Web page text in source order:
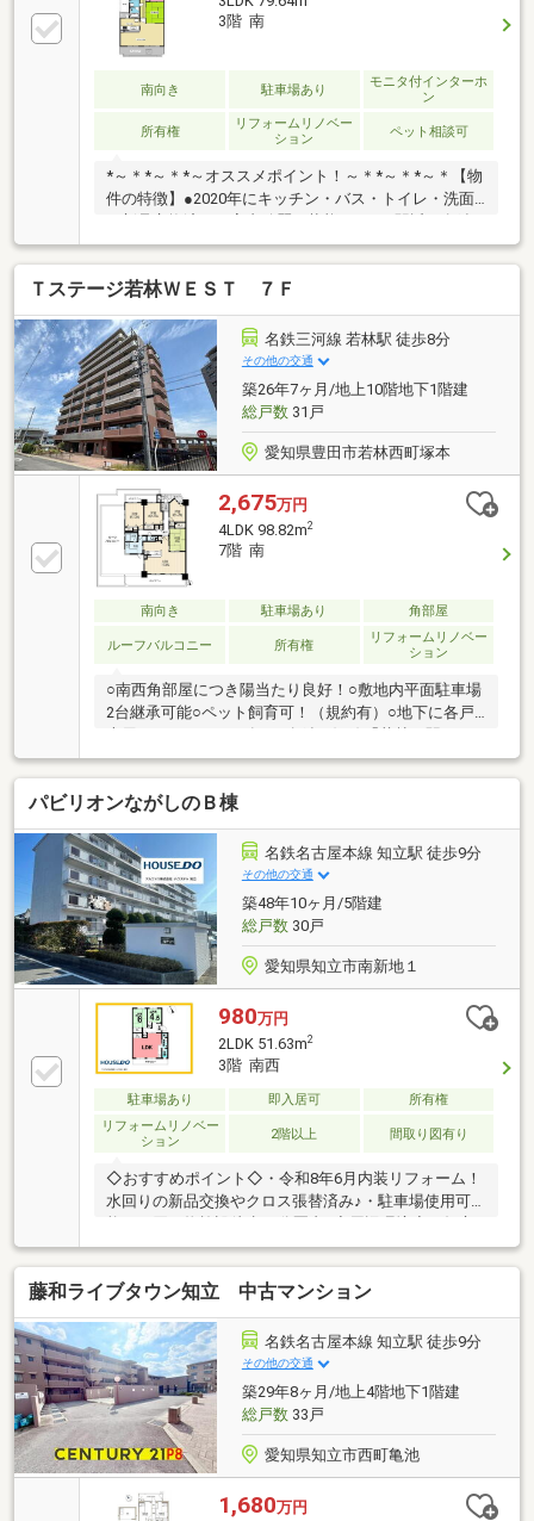
3階 南
南向き 駐車場あり
モニタ付インターホ
ン
所有権
リフォームリノベー
ション
ペット相談可
*～＊*～＊*～オススメポイント！～＊*～＊*～＊【物
件の特徴】●2020年にキッチン・バス・トイレ・洗面
名古屋本線「知立」駅まで徒歩8分で通勤・通学に便
利。●周辺にはスーパー、ドラックストアなど日常の
お買い物施設が充実。●小学校、中学校ともに徒歩20
分圏内で子育て世代にも適した環境。●ペット飼育可
能！(1住戸2匹、その他規約あり)他にもオススメがイ
ッパイ！お気軽にお問い合わせください！！
Ｔステージ若林ＷＥＳＴ ７Ｆ
名鉄三河線 若林駅 徒歩8分
その他の交通
築26年7ヶ月/地上10階地下1階建
総戸数31戸
愛知県豊田市若林西町塚本
2,675万円
4LDK 98.82m2
7階 南
南向き 駐車場あり 角部屋
ルーフバルコニー 所有権
リフォームリノベー
ション
○南西角部屋につき陽当たり良好！○敷地内平面駐車場
2台継承可能○ペット飼育可！（規約有）○地下に各戸
徒歩約8分！○徒歩15分圏内に生活利便施設多数！【リ
フォーム内容】2026年4月完成予定フローリング交
換、クロス張替、巾木取付、窓枠塗装、建具交換、畳
表替え、襖張替、フロアタイル上張り、ダウンライト
交換（玄関人感センサーあり）、クッションフロア張
替、洗面水栓交換、コンセント交換、キッチン交換、
トイレ交換、ハウスクリーニング、等不動産は現地・
現物が大切です。実際に足を運んでいただくと、現地
の室内や周辺の環境等を感じていただけます。
パビリオンながしのＢ棟
名鉄名古屋本線 知立駅 徒歩9分
その他の交通
築48年10ヶ月/5階建
総戸数30戸
愛知県知立市南新地１
980万円
2LDK 51.63m2
3階 南西
駐車場あり 即入居可
所有権
リフォームリノベー
ション
2階以上 間取り図有り
◇おすすめポイント◇・令和8年6月内装リフォーム！
水回りの新品交換やクロス張替済み♪・駐車場使用可
西小学校…徒歩5分(約350m)・知立中学校…徒歩15分(約
1200m)・上重原保育園…徒歩12分(約900m)・ピアゴ知
立店…徒歩3分(約230m)・ファミリーマート知立堀切
店…徒歩5分(約350m)・サンドラッグ上重原店…徒歩3
分(約200m)・知立郵便局…徒歩11分(約850m)・医療法
人秋田病院…徒歩10分(約800m)・新地公園…徒歩7分(約
550m)・碧海信用金庫知立南支店…徒歩9分(約650ｍ)
藤和ライブタウン知立 中古マンション
名鉄名古屋本線 知立駅 徒歩9分
その他の交通
築29年8ヶ月/地上4階地下1階建
総戸数33戸
愛知県知立市西町亀池
1,680万円